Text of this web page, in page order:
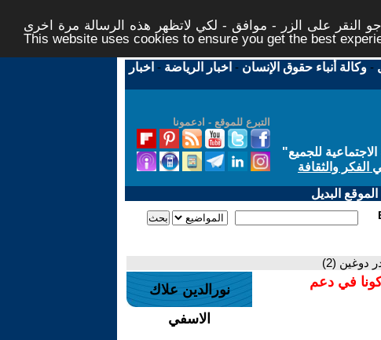
النقر على الزر - موافق - لكي لاتظهر هذه الرسالة مرة اخرى -
This website uses cookies to ensure you get the best
-وكالة أنباء حقوق الإنسان - اخبار الرياضة - اخبار
التبرع للموقع - ادعمونا
للجميع"
الفكر والثقافة
البديل
دوغين (2)
في دعم
نورالدين علاك
الاسفي